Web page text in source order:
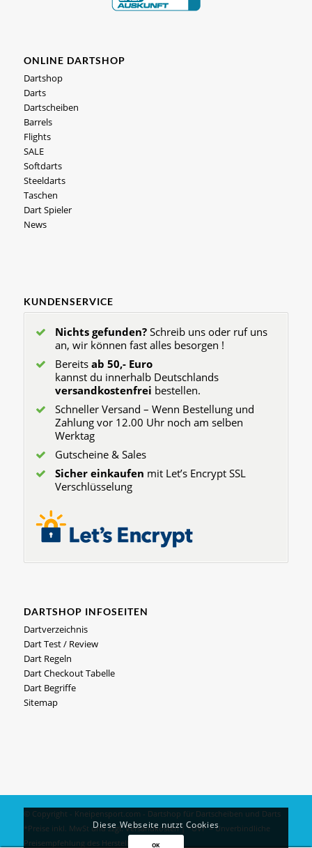
ONLINE DARTSHOP
Dartshop
Darts
Dartscheiben
Barrels
Flights
SALE
Softdarts
Steeldarts
Taschen
Dart Spieler
News
KUNDENSERVICE
Nichts gefunden?Schreib uns oder ruf uns
an, wir können fast alles besorgen !
Bereits ab 50,- Euro
kannst du innerhalb Deutschlands
versandkostenfrei bestellen.
Schneller Versand – Wenn Bestellung und
Zahlung vor 12.00 Uhr noch am selben
Werktag
Gutscheine & Sales
Sicher einkaufen mit Let’s Encrypt SSL
Verschlüsselung
DARTSHOP INFOSEITEN
Dartverzeichnis
Dart Test / Review
Dart Regeln
Dart Checkout Tabelle
Dart Begriffe
Sitemap
© Copyright - Kneipensport.com - Dartshop für Dartscheiben und Darts
*Preise inkl. MwSt und zzgl.Versandkosten| *UVP = Unverbindliche
Preisempfehlung des Herstellers
Diese Webseite nutzt Cookies
OK